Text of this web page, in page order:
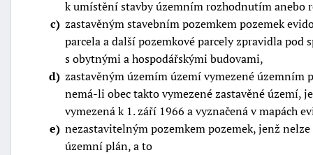
k umístění stavby územním rozhodnutím anebo
c zastavěným stavebním pozemkem pozemek
parcela a další pozemkové parcely zpravidla
s obytnými a hospodářskými budovami,
d zastavěným územím území vymezené
nemá-li obec takto vymezené zastavěné území,
vymezená k 1. září 1966 a vyznačená v mapách
e nezastavitelným pozemkem pozemek, jenž
územní plán, a to